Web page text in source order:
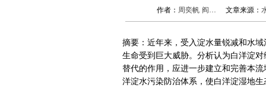
作者： 周奕帆 阎… 文章来源：
摘要：近年来，受入淀水量锐减和水
生命受到巨大威胁。分析认为白洋淀
替代的作用，应进一步建立和完善本
洋淀水污染防治体系，使白洋淀湿地